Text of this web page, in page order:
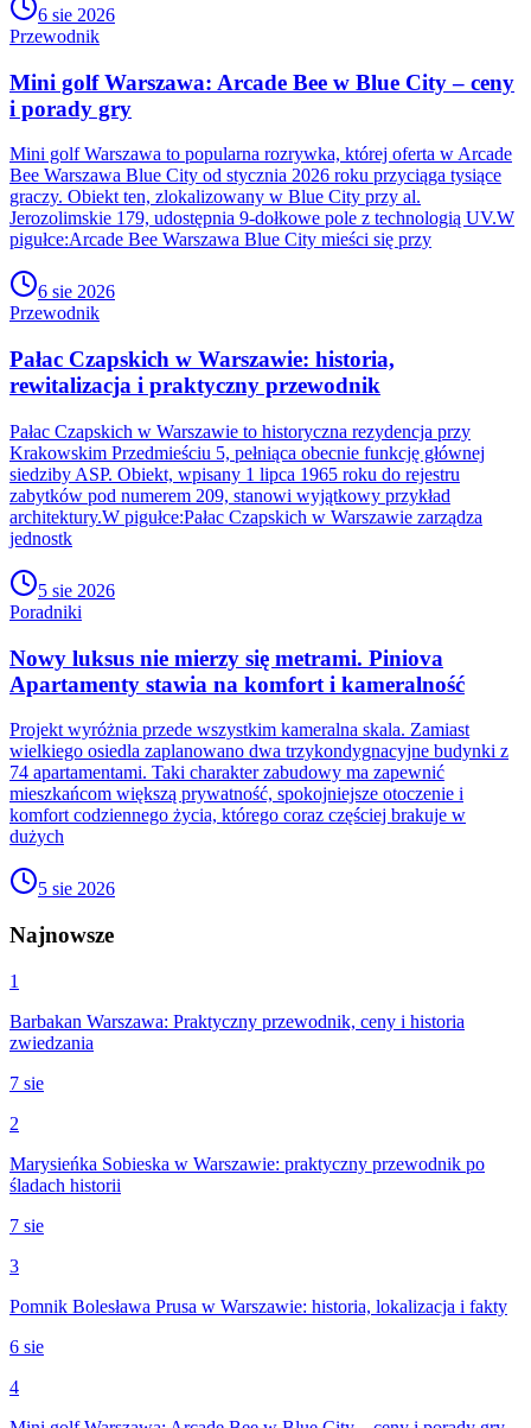
6 sie 2026
Przewodnik
Mini golf Warszawa: Arcade Bee w Blue City – ceny
i porady gry
Mini golf Warszawa to popularna rozrywka, której oferta w Arcade
Bee Warszawa Blue City od stycznia 2026 roku przyciąga tysiące
graczy. Obiekt ten, zlokalizowany w Blue City przy al.
Jerozolimskie 179, udostępnia 9-dołkowe pole z technologią UV.W
pigułce:Arcade Bee Warszawa Blue City mieści się przy
6 sie 2026
Przewodnik
Pałac Czapskich w Warszawie: historia,
rewitalizacja i praktyczny przewodnik
Pałac Czapskich w Warszawie to historyczna rezydencja przy
Krakowskim Przedmieściu 5, pełniąca obecnie funkcję głównej
siedziby ASP. Obiekt, wpisany 1 lipca 1965 roku do rejestru
zabytków pod numerem 209, stanowi wyjątkowy przykład
architektury.W pigułce:Pałac Czapskich w Warszawie zarządza
jednostk
5 sie 2026
Poradniki
Nowy luksus nie mierzy się metrami. Piniova
Apartamenty stawia na komfort i kameralność
Projekt wyróżnia przede wszystkim kameralna skala. Zamiast
wielkiego osiedla zaplanowano dwa trzykondygnacyjne budynki z
74 apartamentami. Taki charakter zabudowy ma zapewnić
mieszkańcom większą prywatność, spokojniejsze otoczenie i
komfort codziennego życia, którego coraz częściej brakuje w
dużych
5 sie 2026
Najnowsze
1
Barbakan Warszawa: Praktyczny przewodnik, ceny i historia
zwiedzania
7 sie
2
Marysieńka Sobieska w Warszawie: praktyczny przewodnik po
śladach historii
7 sie
3
Pomnik Bolesława Prusa w Warszawie: historia, lokalizacja i fakty
6 sie
4